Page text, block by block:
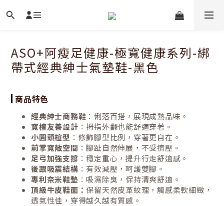
ASO+阿瘦足健康-極寬健康系列-綁
帶式經典紳士氣墊鞋-黑色
商品特色
經典紳士商務鞋 ：俐落百搭，展現成熟品味。
寬楦友善設計 ：拇指外翻也能舒適穿著。
小圓頭楦型 ：修飾腳型比例，穿著更自在。
前掌寬敞空間 ：腳趾自然伸展，不受擠壓。
足弓加強支撐 ：穩定重心，提升行走舒適感。
後跟吸震結構 ：有效減壓，呵護雙腳。
專利奈米鞋墊 ：吸濕除臭，保持清爽舒適。
頂級牛皮鞋面： 保留天然皮革紋理，觸感柔軟細緻，
透氣性佳，穿得越久越有質感。